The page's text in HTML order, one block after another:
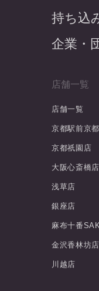
持ち込
企業・
店舗一覧
店舗一覧
京都駅前京
京都祇園店
大阪心斎橋店
浅草店
銀座店
麻布十番
金沢香林坊店
川越店